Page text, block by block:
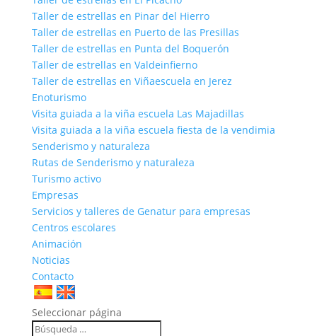
Taller de estrellas en Pinar del Hierro
Taller de estrellas en Puerto de las Presillas
Taller de estrellas en Punta del Boquerón
Taller de estrellas en Valdeinfierno
Taller de estrellas en Viñaescuela en Jerez
Enoturismo
Visita guiada a la viña escuela Las Majadillas
Visita guiada a la viña escuela fiesta de la vendimia
Senderismo y naturaleza
Rutas de Senderismo y naturaleza
Turismo activo
Empresas
Servicios y talleres de Genatur para empresas
Centros escolares
Animación
Noticias
Contacto
Seleccionar página